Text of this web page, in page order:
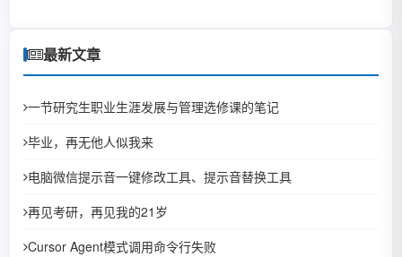
最新文章
一节研究生职业生涯发展与管理选修课的笔记
毕业，再无他人似我来
电脑微信提示音一键修改工具、提示音替换工具
再见考研，再见我的21岁
Cursor Agent模式调用命令行失败